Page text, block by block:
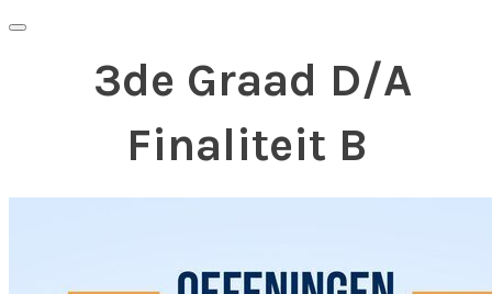
3de Graad D/A
Finaliteit B